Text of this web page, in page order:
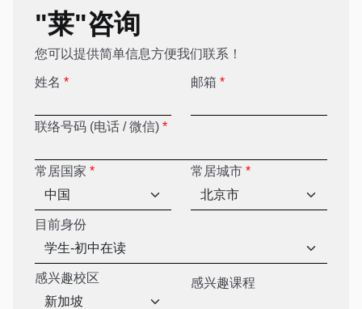
"莱"咨询
您可以提供简单信息方便我们联系！
姓名 * 邮箱 *
联络号码 (电话 / 微信) *
常居国家 * 常居城市 *
目前身份
感兴趣校区 感兴趣课程